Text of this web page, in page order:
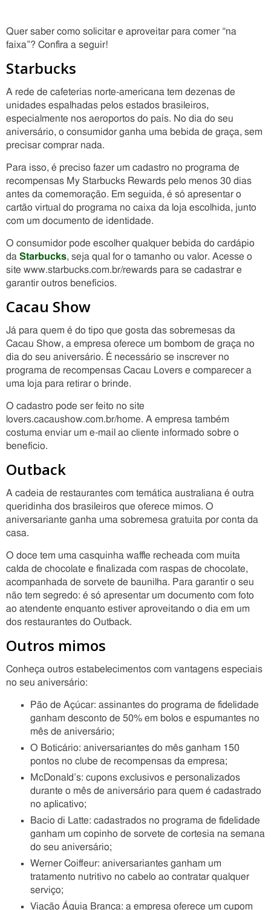
Quer saber como solicitar e aproveitar para comer “na
faixa”? Confira a seguir!
Starbucks
A rede de cafeterias norte-americana tem dezenas de
unidades espalhadas pelos estados brasileiros,
especialmente nos aeroportos do país. No dia do seu
aniversário, o consumidor ganha uma bebida de graça, sem
precisar comprar nada.
Para isso, é preciso fazer um cadastro no programa de
recompensas My Starbucks Rewards pelo menos 30 dias
antes da comemoração. Em seguida, é só apresentar o
cartão virtual do programa no caixa da loja escolhida, junto
com um documento de identidade.
O consumidor pode escolher qualquer bebida do cardápio
da Starbucks, seja qual for o tamanho ou valor. Acesse o
site www.starbucks.com.br/rewards para se cadastrar e
garantir outros benefícios.
Cacau Show
Já para quem é do tipo que gosta das sobremesas da
Cacau Show, a empresa oferece um bombom de graça no
dia do seu aniversário. É necessário se inscrever no
programa de recompensas Cacau Lovers e comparecer a
uma loja para retirar o brinde.
O cadastro pode ser feito no site
lovers.cacaushow.com.br/home. A empresa também
costuma enviar um e-mail ao cliente informado sobre o
benefício.
Outback
A cadeia de restaurantes com temática australiana é outra
queridinha dos brasileiros que oferece mimos. O
aniversariante ganha uma sobremesa gratuita por conta da
casa.
O doce tem uma casquinha waffle recheada com muita
calda de chocolate e finalizada com raspas de chocolate,
acompanhada de sorvete de baunilha. Para garantir o seu
não tem segredo: é só apresentar um documento com foto
ao atendente enquanto estiver aproveitando o dia em um
dos restaurantes do Outback.
Outros mimos
Conheça outros estabelecimentos com vantagens especiais
no seu aniversário:
Pão de Açúcar: assinantes do programa de fidelidade
ganham desconto de 50% em bolos e espumantes no
mês de aniversário;
O Boticário: aniversariantes do mês ganham 150
pontos no clube de recompensas da empresa;
McDonald’s: cupons exclusivos e personalizados
durante o mês de aniversário para quem é cadastrado
no aplicativo;
Bacio di Latte: cadastrados no programa de fidelidade
ganham um copinho de sorvete de cortesia na semana
do seu aniversário;
Werner Coiffeur: aniversariantes ganham um
tratamento nutritivo no cabelo ao contratar qualquer
serviço;
Viação Águia Branca: a empresa oferece um cupom